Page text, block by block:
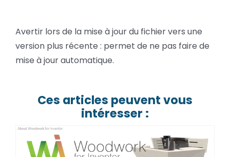
Avertir lors de la mise à jour du fichier vers une
version plus récente : permet de ne pas faire de
mise à jour automatique.
Ces articles peuvent vous
intéresser :